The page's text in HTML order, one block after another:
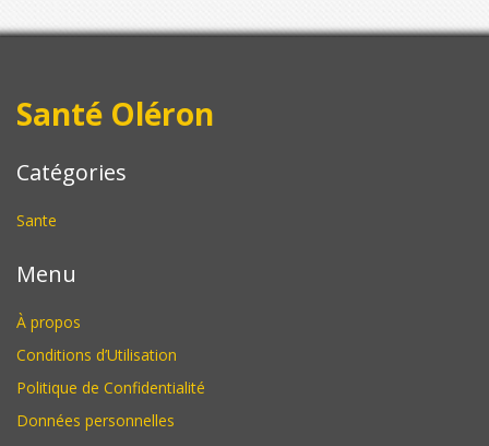
Santé Oléron
Catégories
Sante
Menu
À propos
Conditions d’Utilisation
Politique de Confidentialité
Données personnelles